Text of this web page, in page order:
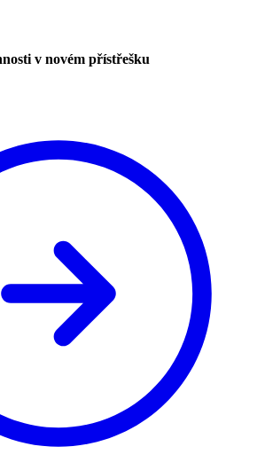
v novém přístřešku